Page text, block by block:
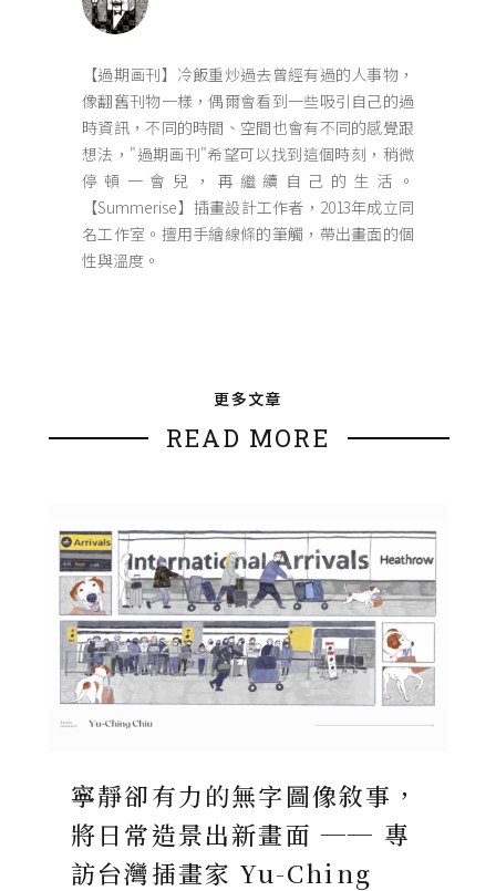
【過期画刊】冷飯重炒過去曾經有過的人事物，
像翻舊刊物一樣，偶爾會看到一些吸引自己的過
時資訊，不同的時間、空間也會有不同的感覺跟
想法，"過期画刊"希望可以找到這個時刻，稍微
停頓一會兒，再繼續自己的生活。
【Summerise】插畫設計工作者，2013年成立同
名工作室。擅用手繪線條的筆觸，帶出畫面的個
性與溫度。
更多文章
READ MORE
寧靜卻有力的無字圖像敘事，
將日常造景出新畫面 ── 專
訪台灣插畫家 Yu-Ching